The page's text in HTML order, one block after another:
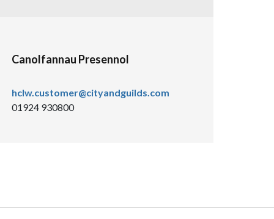
Canolfannau Presennol
hclw.customer@cityandguilds.com
01924 930800